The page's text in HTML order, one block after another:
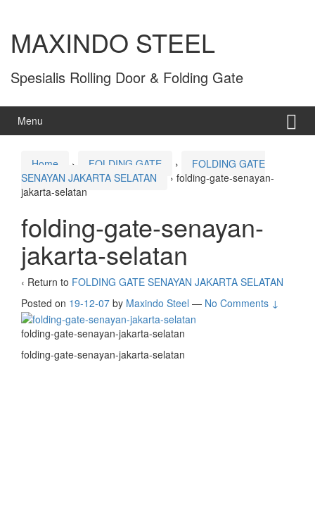
MAXINDO STEEL
Spesialis Rolling Door & Folding Gate
Menu
Home › FOLDING GATE ›
FOLDING GATE
SENAYAN JAKARTA SELATAN
› folding-gate-senayan-
jakarta-selatan
folding-gate-senayan-
jakarta-selatan
‹ Return to FOLDING GATE SENAYAN JAKARTA SELATAN
Posted on 19-12-07 by Maxindo Steel — No Comments ↓
folding-gate-senayan-jakarta-selatan
folding-gate-senayan-jakarta-selatan